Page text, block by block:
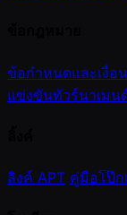
ข้อกำหนดและเงื่อ
แข่งขันทัวร์นาเมน
ลิงค์ APT คู่มือโป๊ก